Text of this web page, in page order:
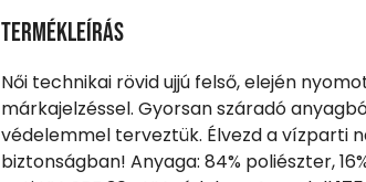
Termékleírás
Női technikai rövid ujjú felső, elején
márkajelzéssel. Gyorsan száradó
védelemmel terveztük. Élvezd a vízparti
biztonságban! Anyaga: 84% poliészter,